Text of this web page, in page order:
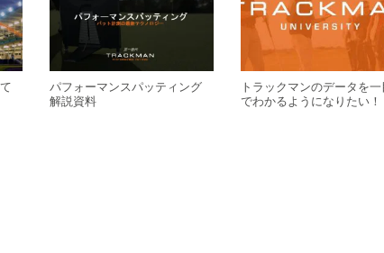
パフォーマンスパッティング
解説資料
トラックマンのデータを一
でわかるようになりたい！